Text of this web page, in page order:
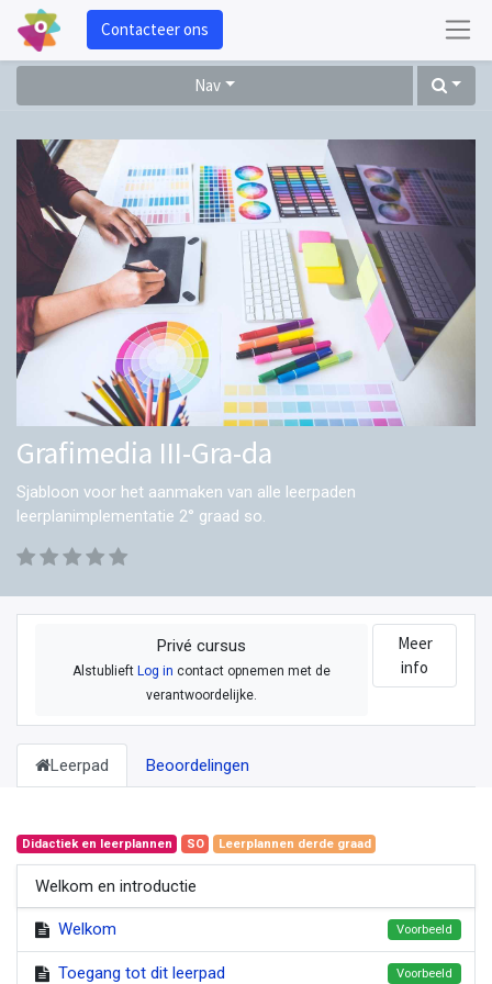
Contacteer ons
Nav
Grafimedia III-Gra-da
Sjabloon voor het aanmaken van alle leerpaden
leerplanimplementatie 2° graad so.
Privé cursus
AlstublieftLog in contact opnemen met de
verantwoordelijke.
Meer
info
Leerpad Beoordelingen
Didactiek en leerplannen SO Leerplannen derde graad
Welkom en introductie
Welkom Voorbeeld
Toegang tot dit leerpad Voorbeeld